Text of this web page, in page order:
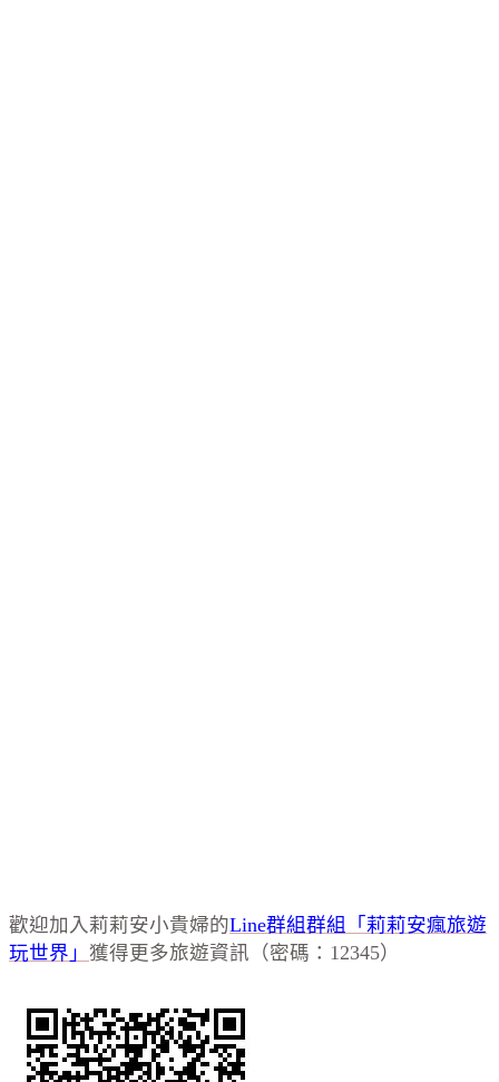
歡迎加入莉莉安小貴婦的Line群組群組「莉莉安瘋旅遊
玩世界」 獲得更多旅遊資訊（密碼：12345）